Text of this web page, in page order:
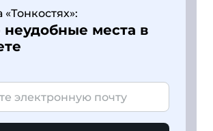
места в